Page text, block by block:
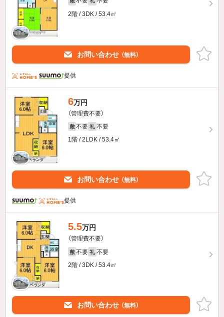
2階 / 3DK / 53.4㎡
お問い合わせ （無料）
提供
6万円
（管理費不要）
敷 不要 礼 不要
1階 / 2LDK / 53.4㎡
お問い合わせ （無料）
提供
5.5万円
（管理費不要）
敷 不要 礼 不要
2階 / 3DK / 53.4㎡
お問い合わせ （無料）